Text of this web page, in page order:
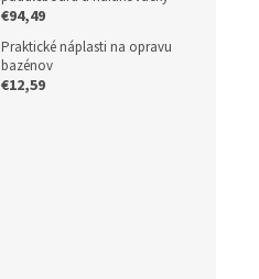
€94,49
Praktické náplasti na opravu
bazénov
€12,59